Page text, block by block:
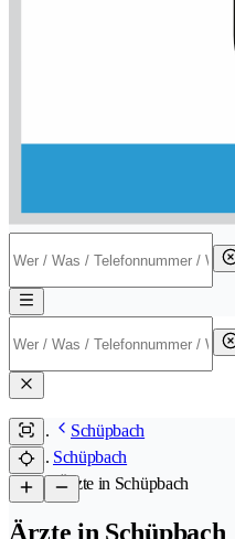
Schüpbach
Schüpbach
/Ärzte in Schüpbach
Ärzte in Schüpbach